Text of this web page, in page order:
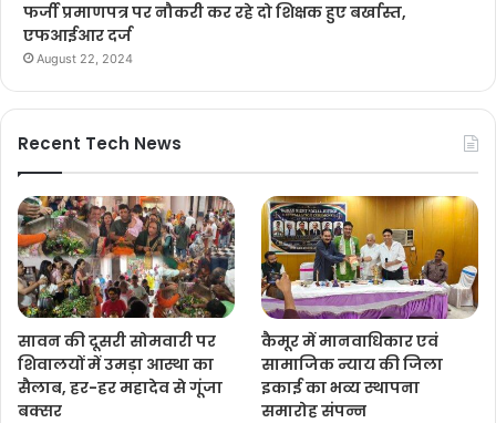
फर्जी प्रमाणपत्र पर नौकरी कर रहे दो शिक्षक हुए बर्खास्त,
एफआईआर दर्ज
August 22, 2024
Recent Tech News
सावन की दूसरी सोमवारी पर
शिवालयों में उमड़ा आस्था का
सैलाब, हर-हर महादेव से गूंजा
बक्सर
कैमूर में मानवाधिकार एवं
सामाजिक न्याय की जिला
इकाई का भव्य स्थापना
समारोह संपन्न